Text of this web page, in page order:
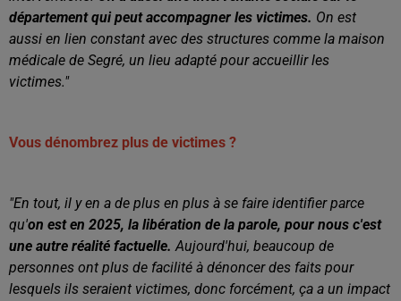
département qui peut accompagner les victimes. On est
aussi en lien constant avec des structures comme la maison
médicale de Segré, un lieu adapté pour accueillir les
victimes."
Vous dénombrez plus de victimes ?
"En tout, il y en a de plus en plus à se faire identifier parce
qu'on est en 2025, la libération de la parole, pour nous c'est
une autre réalité factuelle.Aujourd'hui, beaucoup de
personnes ont plus de facilité à dénoncer des faits pour
lesquels ils seraient victimes, donc forcément, ça a un impact